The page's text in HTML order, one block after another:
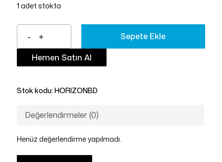
1 adet stokta
Sepete Ekle
Hemen Satın Al
Stok kodu: HORIZONBD
Değerlendirmeler (0)
Henüz değerlendirme yapılmadı.